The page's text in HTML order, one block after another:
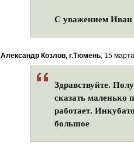
С уважением Иван
Александр Козлов, г.Тюмень, 15
Здравствуйте.
сказать маленько
работает.
большое